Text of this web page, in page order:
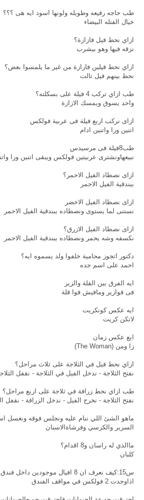
طب حاجه رفيعه وطويله ولونها اسود ايه هى ؟؟؟
خيال الفتله البيضاء
ازاي نحط فيل فازازة؟
نزقه فيها وهو بيشرب
ازاي نحط فيلين فازازة من غير ما يلمسوا بعض؟
نحط بينهم فيل تالت
طب ازاي تركب 4 فيلة على بسكلته؟
واحد يسوق ويمسك الازازة
ازاى نركب اربع فيلة فى عربية فولكس
اتنين ورا واتنين ادام
طب8فيلة فى مرسيدس
نبيعهاونشترى عربيتين فولكس ويبقى اتنين ورا
ازاى نصطاد الفيل الاحمر؟
ببندقية الفيل الاحمر
ازاى نصطاد الفيل الاخضر
نستنى لما يستوى ونصطاده ببندقية الفيل الاحمر
ازاى نصطاد الفيل الازرق؟
نكسفه وشه يحمر ونصطاده ببندقية الفيل الاحمر
دكتور اتجوز محامية خلفوا ولد يسموه ايه؟
احمد على اسم جده
ايه الفرق بين القلة والزير
فى فوازير ومافيش فوا قلة
ايه عكس كونكريت
لاتكن كريت
ايع عكس زمان
زا ومن (The Woman)
ازاي نحط فيل في الثلاجة على ثلاث مراحل؟
نفتح الثلاجة - ندخل الفيل في الثلاجة - نقفل
طب ازاي نحط زرافة في ثلاجة على اربع مراحل؟
نفتح الثلاجة - نخرج الفيل - ندخل الزرافة - نقفل
ماهو الشئ اللي ننام عليه ونجلس فوقه ونغسل
السرير والكرسي وفرشاةالاسنان
ماالذي له راسان و8 اقدام؟
كلبان
س15:كيف نعرف ان 8 افيال موجودين داخل فندق شيراتون بدون ان تدخل الفندق؟
اذاوجدت 2 فولكس في مواقف الفندق